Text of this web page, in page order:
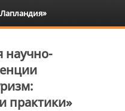
научно-
практики»